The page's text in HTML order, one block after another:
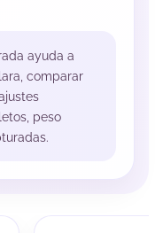
ayuda a
comparar
peso